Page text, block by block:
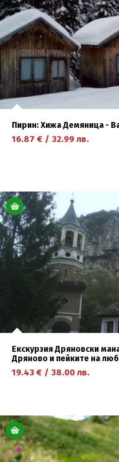
Пирин: Хижа Демяница -
16.87 € / 32.99 лв.
научете повече
Екскурзия Дряновски
Дряново и пейките на
19.43 € / 38.00 лв.
научете повече